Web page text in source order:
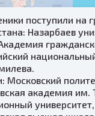
поступили на
Назарбаев
Московский
академия им.